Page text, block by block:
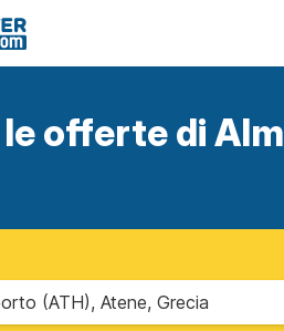
offerte di
(ATH), Atene, Grecia